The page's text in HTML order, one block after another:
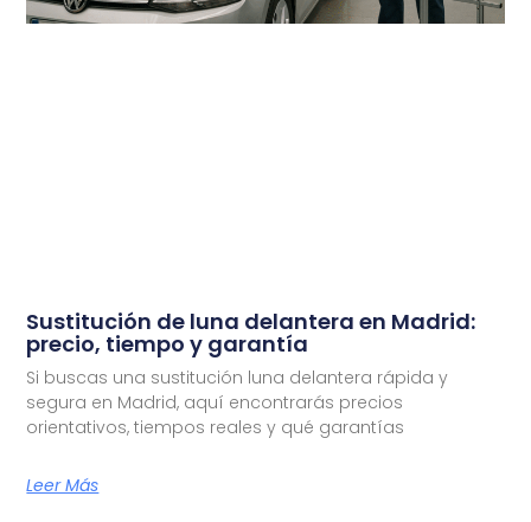
Sustitución de luna delantera en Madrid:
precio, tiempo y garantía
Si buscas una sustitución luna delantera rápida y
segura en Madrid, aquí encontrarás precios
orientativos, tiempos reales y qué garantías
Leer Más